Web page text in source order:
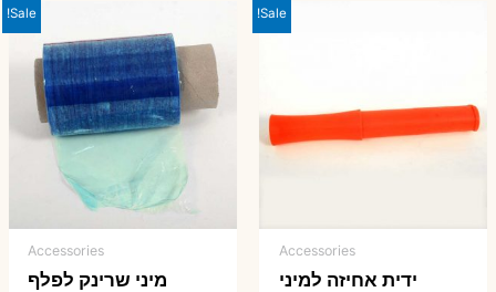
Sale!
Accessories
ידית אחיזה למיני
Sale!
Accessories
מיני שרינק לפלף